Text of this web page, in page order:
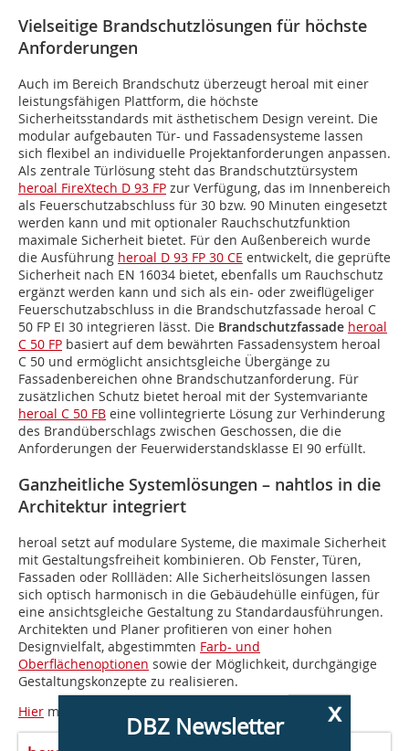
Vielseitige Brandschutzlösungen für höchste
Anforderungen
Auch im Bereich Brandschutz überzeugt heroal mit einer
leistungsfähigen Plattform, die höchste
Sicherheitsstandards mit ästhetischem Design vereint. Die
modular aufgebauten Tür- und Fassadensysteme lassen
sich flexibel an individuelle Projektanforderungen anpassen.
Als zentrale Türlösung steht das Brandschutztürsystem
heroal FireXtech D 93 FP zur Verfügung, das im Innenbereich
als Feuerschutzabschluss für 30 bzw. 90 Minuten eingesetzt
werden kann und mit optionaler Rauchschutzfunktion
maximale Sicherheit bietet. Für den Außenbereich wurde
die Ausführung heroal D 93 FP 30 CE entwickelt, die geprüfte
Sicherheit nach EN 16034 bietet, ebenfalls um Rauchschutz
ergänzt werden kann und sich als ein- oder zweiflügeliger
Feuerschutzabschluss in die Brandschutzfassade heroal C
50 FP EI 30 integrieren lässt. Die Brandschutzfassade heroal
C 50 FP basiert auf dem bewährten Fassadensystem heroal
C 50 und ermöglicht ansichtsgleiche Übergänge zu
Fassadenbereichen ohne Brandschutzanforderung. Für
zusätzlichen Schutz bietet heroal mit der Systemvariante
heroal C 50 FB eine vollintegrierte Lösung zur Verhinderung
des Brandüberschlags zwischen Geschossen, die die
Anforderungen der Feuerwiderstandsklasse EI 90 erfüllt.
Ganzheitliche Systemlösungen – nahtlos in die
Architektur integriert
heroal setzt auf modulare Systeme, die maximale Sicherheit
mit Gestaltungsfreiheit kombinieren. Ob Fenster, Türen,
Fassaden oder Rollläden: Alle Sicherheitslösungen lassen
sich optisch harmonisch in die Gebäudehülle einfügen, für
eine ansichtsgleiche Gestaltung zu Standardausführungen.
Architekten und Planer profitieren von einer hohen
Designvielfalt, abgestimmten Farb- und
Oberflächenoptionen sowie der Möglichkeit, durchgängige
Gestaltungskonzepte zu realisieren.
Hier mehr erfahren. x
DBZ Newsletter